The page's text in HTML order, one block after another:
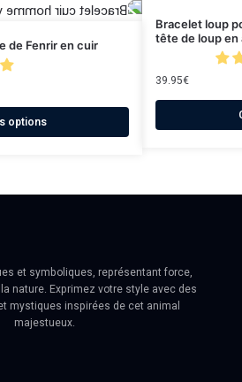
de Fenrir en cuir
options
Bracelet loup
tête de loup en
39.95€
et symboliques, représentant force,
nature. Exprimez votre style avec des
mystiques inspirées de cet animal
majestueux.